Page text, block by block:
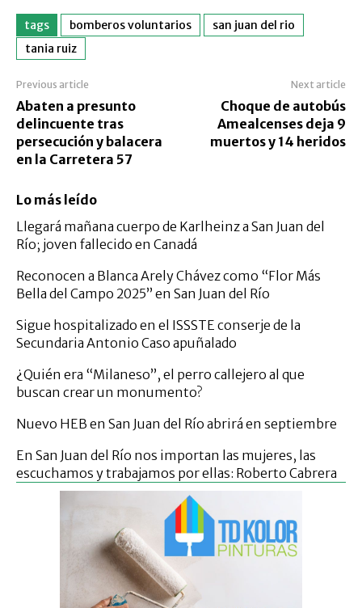
tags bomberos voluntarios
san juan del rio
tania ruiz
Previous article
Abaten a presunto
delincuente tras
persecución y balacera
en la Carretera 57
Next article
Choque de autobús
Amealcenses deja 9
muertos y 14 heridos
Lo más leído
Llegará mañana cuerpo de Karlheinz a San Juan del
Río; joven fallecido en Canadá
Reconocen a Blanca Arely Chávez como “Flor Más
Bella del Campo 2025” en San Juan del Río
Sigue hospitalizado en el ISSSTE conserje de la
Secundaria Antonio Caso apuñalado
¿Quién era “Milaneso”, el perro callejero al que
buscan crear un monumento?
Nuevo HEB en San Juan del Río abrirá en septiembre
En San Juan del Río nos importan las mujeres, las
escuchamos y trabajamos por ellas: Roberto Cabrera